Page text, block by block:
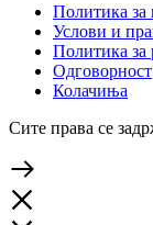
Политика за
Услови и
Политика
Одговорност
Колачиња
Сите права се